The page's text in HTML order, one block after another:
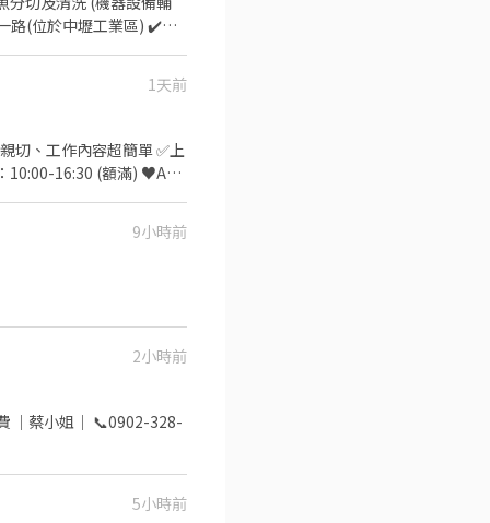
標題✚姓名✚電話✚居住地
1天前
工作內容超簡單 ✅上
9小時前
2小時前
5小時前